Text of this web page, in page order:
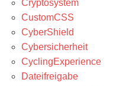
Cryptosystem
CustomCSS
CyberShield
Cybersicherheit
CyclingExperience
Dateifreigabe